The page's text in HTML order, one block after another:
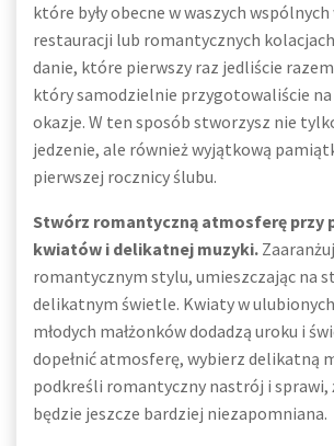
które były obecne w waszych wspólnych
restauracji lub romantycznych
danie, które pierwszy raz jedliście
który samodzielnie przygotowaliście na
okazje. W ten sposób stworzysz nie
jedzenie, ale również wyjątkową
pierwszej rocznicy ślubu.
Stwórz romantyczną atmosferę przy
kwiatów i delikatnej muzyki.
romantycznym stylu, umieszczając na
delikatnym świetle. Kwiaty w
młodych małżonków dodadzą uroku i
dopełnić atmosferę, wybierz delikatną
podkreśli romantyczny nastrój i sprawi,
będzie jeszcze bardziej niezapomniana.